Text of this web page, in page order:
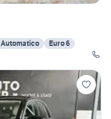
Automatico
Euro 6